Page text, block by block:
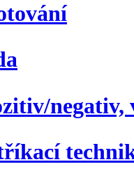
negativ,